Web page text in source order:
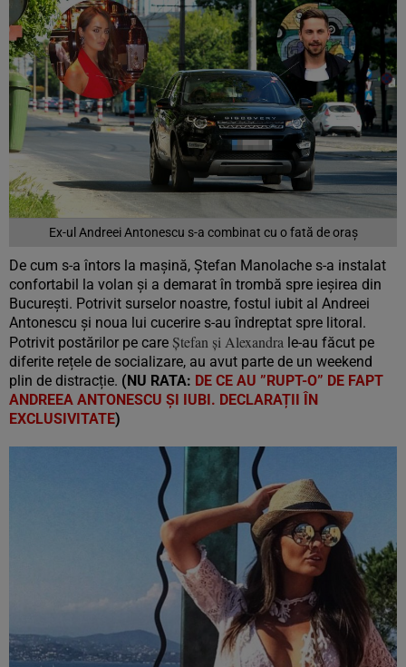
Ex-ul Andreei Antonescu s-a combinat cu o fată de oraș
De cum s-a întors la mașină, Ștefan Manolache s-a instalat
confortabil la volan și a demarat în trombă spre ieșirea din
București. Potrivit surselor noastre, fostul iubit al Andreei
Antonescu și noua lui cucerire s-au îndreptat spre litoral.
Potrivit postărilor pe care Ștefan și Alexandra le-au făcut pe
diferite rețele de socializare, au avut parte de un weekend
plin de distracție. (NU RATA: DE CE AU ”RUPT-O” DE FAPT
ANDREEA ANTONESCU ȘI IUBI. DECLARAȚII ÎN
EXCLUSIVITATE)